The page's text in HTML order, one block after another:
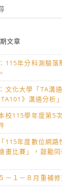
文章
115年分科測驗落
文化大學「TA溝
》溝通分析
校115學年度第5
115年度數位網路
畫比賽」，鼓勵
－１－８月重補